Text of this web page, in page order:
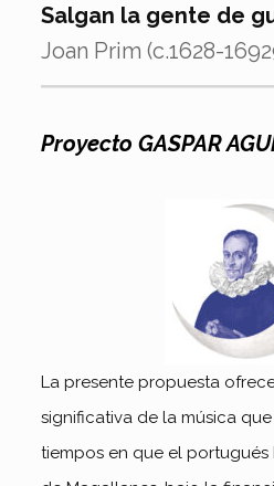
Salgan la gente de
Joan Prim (c.1628-
Proyecto GASPAR
La presente propuesta
significativa de la música
tiempos en que el portugués